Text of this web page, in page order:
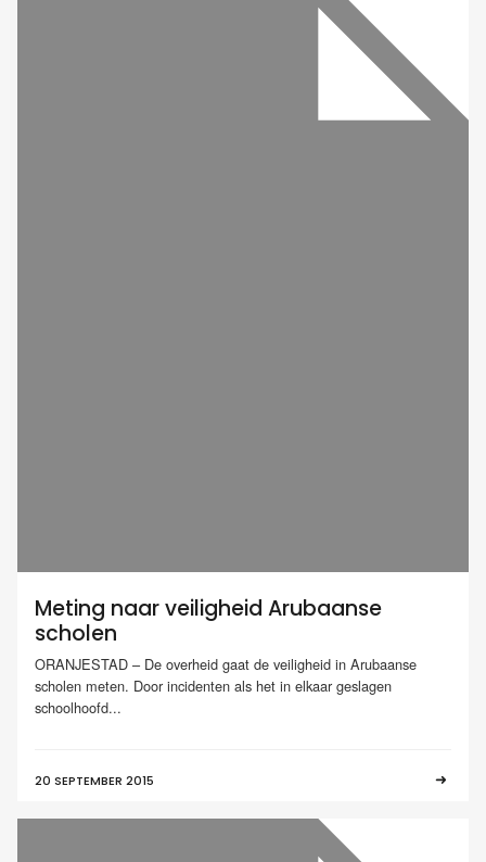
Meting naar veiligheid Arubaanse
scholen
ORANJESTAD – De overheid gaat de veiligheid in Arubaanse
scholen meten. Door incidenten als het in elkaar geslagen
schoolhoofd...
20 SEPTEMBER 2015